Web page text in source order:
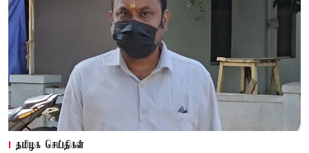
தமிழக செய்திகள்